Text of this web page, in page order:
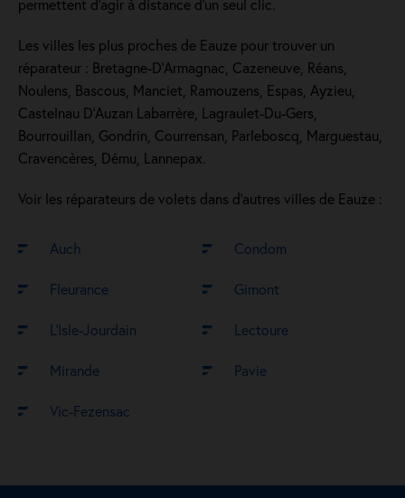
permettent d'agir à distance d'un seul clic.
Les villes les plus proches de Eauze pour trouver un
réparateur : Bretagne-D'Armagnac, Cazeneuve, Réans,
Noulens, Bascous, Manciet, Ramouzens, Espas, Ayzieu,
Castelnau D'Auzan Labarrère, Lagraulet-Du-Gers,
Bourrouillan, Gondrin, Courrensan, Parleboscq, Marguestau,
Cravencères, Dému, Lannepax.
Voir les réparateurs de volets dans d’autres villes de Eauze :
Auch Condom
Fleurance Gimont
L’Isle-Jourdain Lectoure
Mirande Pavie
Vic-Fezensac